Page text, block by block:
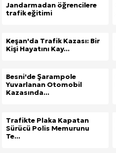
Jandarmadan öğrencilere
trafik eğitimi
Keşan'da Trafik Kazası: Bir
Kişi Hayatını Kay...
Besni'de Şarampole
Yuvarlanan Otomobil
Kazasında...
Trafikte Plaka Kapatan
Sürücü Polis Memurunu
Te...